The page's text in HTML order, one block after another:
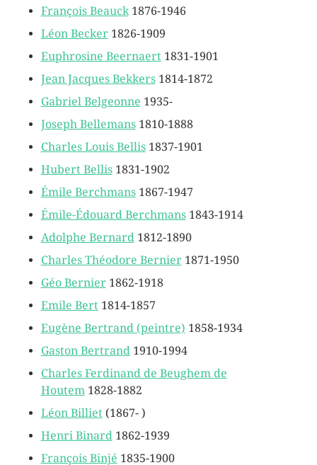
François Beauck1876-1946
Léon Becker1826-1909
Euphrosine Beernaert1831-1901
Jean Jacques Bekkers1814-1872
Gabriel Belgeonne 1935-
Joseph Bellemans1810-1888
Charles Louis Bellis1837-1901
Hubert Bellis1831-1902
Émile Berchmans1867-1947
Émile-Édouard Berchmans1843-1914
Adolphe Bernard1812-1890
Charles Théodore Bernier1871-1950
Géo Bernier1862-1918
Emile Bert1814-1857
Eugène Bertrand (peintre) 1858-1934
Gaston Bertrand1910-1994
Charles Ferdinand de Beughem de
Houtem1828-1882
Léon Billiet(1867- )
Henri Binard1862-1939
François Binjé 1835-1900